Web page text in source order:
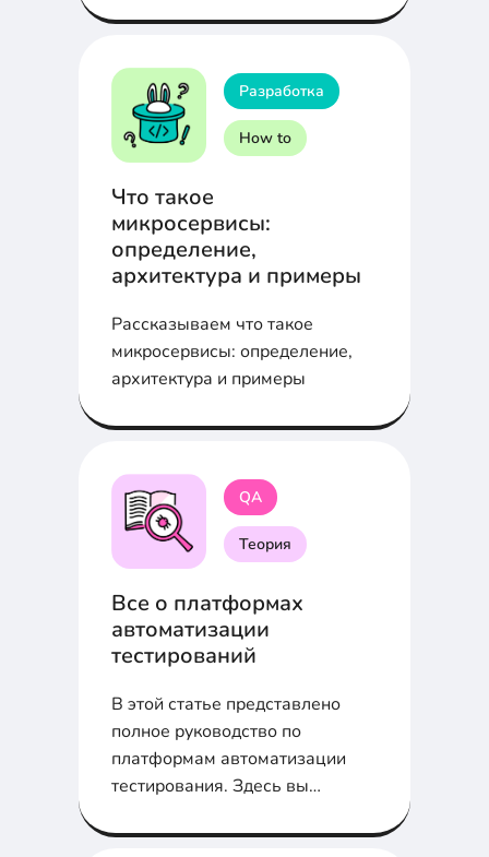
Разработка
How to
Что такое
микросервисы:
определение,
архитектура и примеры
Рассказываем что такое
микросервисы: определение,
архитектура и примеры
QA
Теория
Все о платформах
автоматизации
тестирований
В этой статье представлено
полное руководство по
платформам автоматизации
тестирования. Здесь вы
что такое платформы